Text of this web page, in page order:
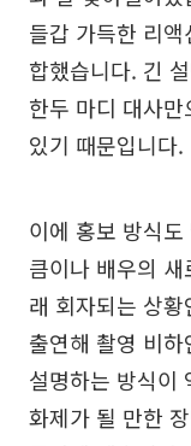
들갑 가득한 리
합했습니다. 긴
한두 마디 대사
있기 때문입니다.
이에 홍보 방식
큼이나 배우의
래 회자되는 상
출연해 촬영 비
설명하는 방식이
화제가 될 만한